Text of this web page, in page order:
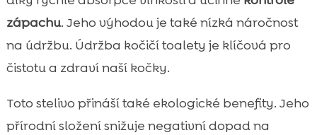
zápachu. Jeho výhodou je také nízká náročnost
na údržbu. Údržba kočičí toalety je klíčová pro
čistotu a zdraví naší kočky.
Toto stelivo přináší také ekologické benefity. Jeho
přírodní složení snižuje negativní dopad na